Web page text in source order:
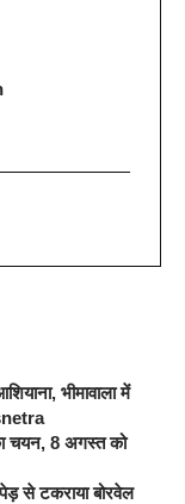
भीमावाला में
चयन, 8 अगस्त को
से टकराया बोरवेल